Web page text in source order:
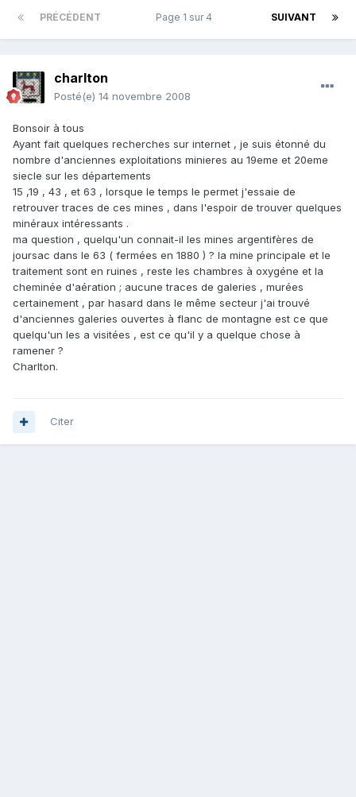
PRÉCÉDENT SUIVANT
Page 1 sur 4
charlton
Posté(e) 14 novembre 2008
Bonsoir à tous
Ayant fait quelques recherches sur internet , je suis étonné du
nombre d'anciennes exploitations minieres au 19eme et 20eme
siecle sur les départements
15 ,19 , 43 , et 63 , lorsque le temps le permet j'essaie de
retrouver traces de ces mines , dans l'espoir de trouver quelques
minéraux intéressants .
ma question , quelqu'un connait-il les mines argentifères de
joursac dans le 63 ( fermées en 1880 ) ? la mine principale et le
traitement sont en ruines , reste les chambres à oxygéne et la
cheminée d'aération ; aucune traces de galeries , murées
certainement , par hasard dans le même secteur j'ai trouvé
d'anciennes galeries ouvertes à flanc de montagne est ce que
quelqu'un les a visitées , est ce qu'il y a quelque chose à
ramener ?
Charlton.
Citer